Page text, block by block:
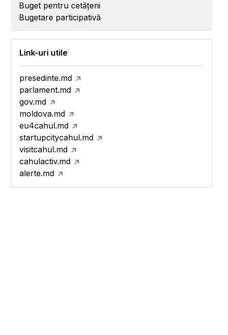
Buget pentru cetățeni
Bugetare participativă
Link-uri utile
presedinte.md
parlament.md
gov.md
moldova.md
eu4cahul.md
startupcitycahul.md
visitcahul.md
cahulactiv.md
alerte.md